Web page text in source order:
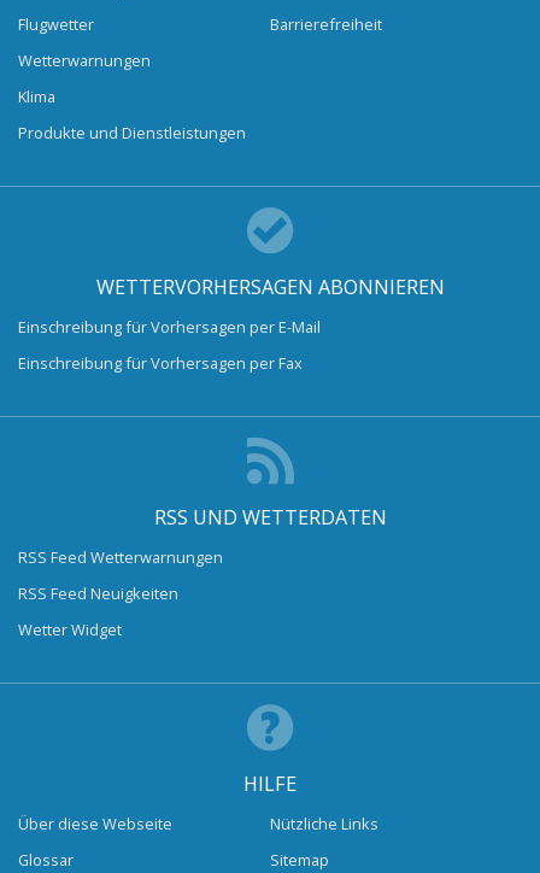
Flugwetter
Wetterwarnungen
Klima
Produkte und Dienstleistungen
Barrierefreiheit
WETTERVORHERSAGEN ABONNIEREN
Einschreibung für Vorhersagen per E-Mail
Einschreibung für Vorhersagen per Fax
RSS UND WETTERDATEN
RSS Feed Wetterwarnungen
RSS Feed Neuigkeiten
Wetter Widget
HILFE
Über diese Webseite
Glossar
Nützliche Links
Sitemap